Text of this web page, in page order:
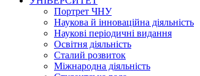
Портрет ЧНУ
Наукова й інноваційна діяльність
Наукові періодичні видання
Освітня діяльність
Сталий розвиток
Міжнародна діяльність